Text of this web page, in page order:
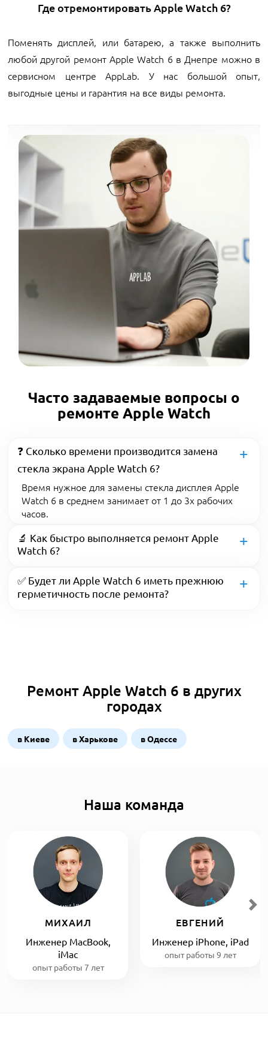
Где отремонтировать Apple Watch 6?
Поменять дисплей, или батарею, а также выполнить
любой другой ремонт Apple Watch 6 в Днепре можно в
сервисном центре AppLab. У нас большой опыт,
выгодные цены и гарантия на все виды ремонта.
Часто задаваемые вопросы о
ремонте Apple Watch
❓ Сколько времени производится замена
стекла экрана Apple Watch 6?
Время нужное для замены стекла дисплея Apple
Watch 6 в среднем занимает от 1 до 3х рабочих
часов.
🔬 Как быстро выполняется ремонт Apple
Watch 6?
✅ Будет ли Apple Watch 6 иметь прежнюю
герметичность после ремонта?
Ремонт Apple Watch 6 в других
городах
в Киеве в Харькове в Одессе
Наша команда
МИХАИЛ
Инженер MacBook,
iMac
опыт работы 7 лет
ЕВГЕНИЙ
Инженер iPhone, iPad
опыт работы 9 лет